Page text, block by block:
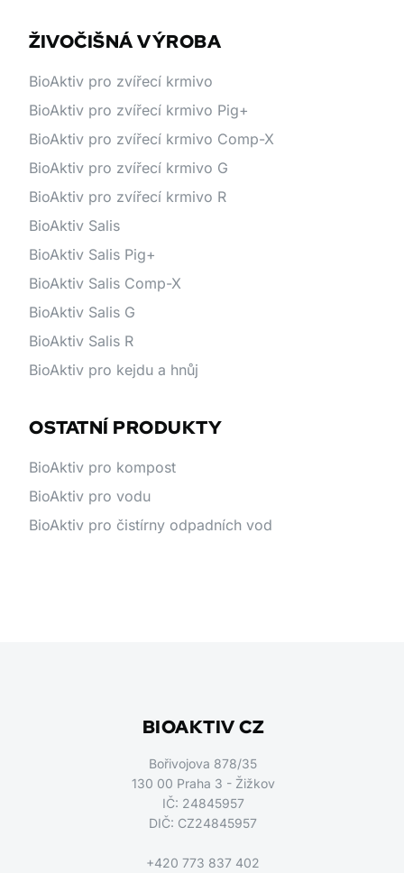
ŽIVOČIŠNÁ VÝROBA
BioAktiv pro zvířecí krmivo
BioAktiv pro zvířecí krmivo Pig+
BioAktiv pro zvířecí krmivo Comp-X
BioAktiv pro zvířecí krmivo G
BioAktiv pro zvířecí krmivo R
BioAktiv Salis
BioAktiv Salis Pig+
BioAktiv Salis Comp-X
BioAktiv Salis G
BioAktiv Salis R
BioAktiv pro kejdu a hnůj
OSTATNÍ PRODUKTY
BioAktiv pro kompost
BioAktiv pro vodu
BioAktiv pro čistírny odpadních vod
BIOAKTIV CZ
Bořivojova 878/35
130 00 Praha 3 - Žižkov
IČ: 24845957
DIČ: CZ24845957
+420 773 837 402